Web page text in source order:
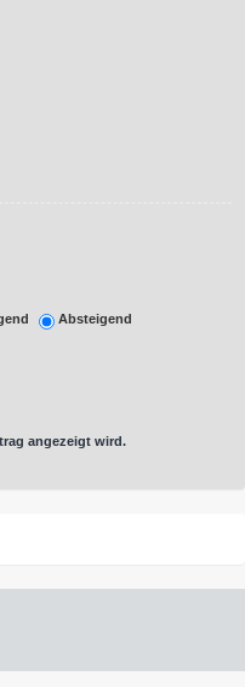
Absteigend
angezeigt wird.